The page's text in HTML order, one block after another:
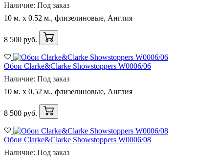
Наличие: Под заказ
10 м. x 0.52 м., флизелиновые, Англия
8 500 руб.
Обои Clarke&Clarke Showstoppers W0006/06
Наличие: Под заказ
10 м. x 0.52 м., флизелиновые, Англия
8 500 руб.
Обои Clarke&Clarke Showstoppers W0006/08
Наличие: Под заказ